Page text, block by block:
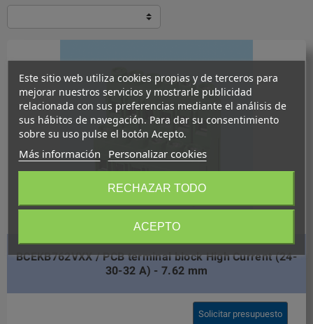
BCEKB762VXX / PCB terminal block High Current (24-
30-32 A) - 7.62 mm
Solicitar presupuesto
Este sitio web utiliza cookies propias y de terceros para
mejorar nuestros servicios y mostrarle publicidad
relacionada con sus preferencias mediante el análisis de
sus hábitos de navegación. Para dar su consentimiento
sobre su uso pulse el botón Acepto.
Más información Personalizar cookies
RECHAZAR TODO
ACEPTO